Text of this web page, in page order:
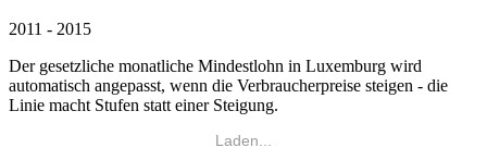
2011 - 2015
Der gesetzliche monatliche Mindestlohn in Luxemburg wird
automatisch angepasst, wenn die Verbraucherpreise steigen - die
Linie macht Stufen statt einer Steigung.
Laden...